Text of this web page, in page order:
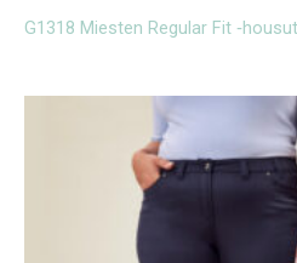
G1318 Miesten Regular Fit ‑housut